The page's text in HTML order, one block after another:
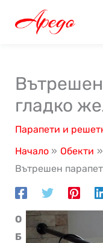
гладко
Парапети и
Начало
Обекти
Вътрешен
О
Б